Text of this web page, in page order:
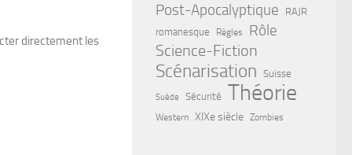
directement les
Post-Apocalyptique
RAJR
romanesque
Règles
Rôle
Science-Fiction
Scénarisation Suisse
Suède Sécurité Théorie
Western XIXe siècle Zombies